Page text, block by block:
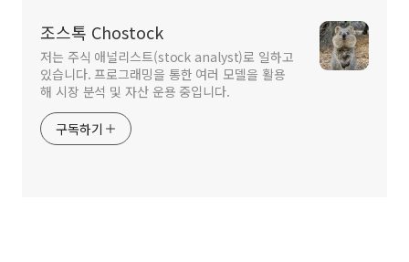
조스톡 Chostock
저는 주식 애널리스트(stock analyst)로 일하고
있습니다. 프로그래밍을 통한 여러 모델을 활용
해 시장 분석 및 자산 운용 중입니다.
구독하기